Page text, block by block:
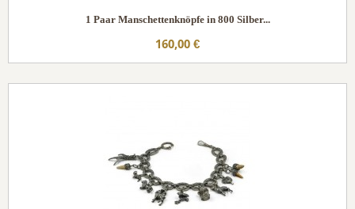
1 Paar Manschettenknöpfe in 800 Silber...
160,00 €